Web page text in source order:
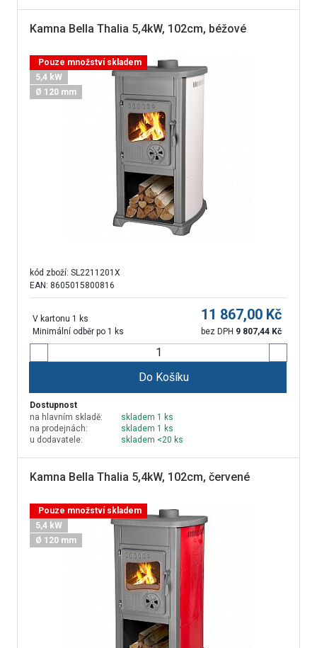
Kamna Bella Thalia 5,4kW, 102cm, béžové
Pouze množství skladem
5,4 kW
Ø 120 mm
kód zboží: SL2211201X
EAN: 8605015800816
V kartonu 1 ks
Minimální odběr po 1 ks
11 867,00 Kč
bez DPH 9 807,44 Kč
Do Košíku
Dostupnost
na hlavním skladě:
skladem 1 ks
na prodejnách:
skladem 1 ks
u dodavatele:
skladem <20 ks
Kamna Bella Thalia 5,4kW, 102cm, červené
Pouze množství skladem
5,4 kW
Ø 120 mm